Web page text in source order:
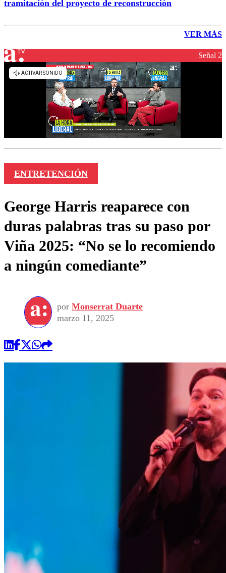
tramitación del proyecto de reconstrucción
VER MÁS
Señal 2
ENTRETENCIÓN
George Harris reaparece con
duras palabras tras su paso por
Viña 2025: “No se lo recomiendo
a ningún comediante”
por Monserrat Duarte
marzo 11, 2025